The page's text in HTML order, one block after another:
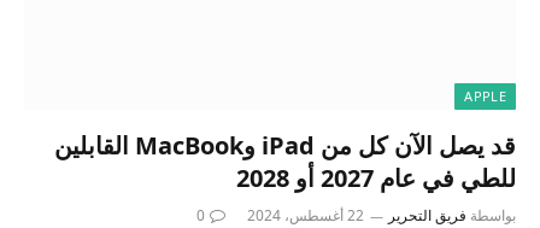
APPLE
قد يصل الآن كل من iPad وMacBook القابلين
للطي في عام 2027 أو 2028
بواسطة فريق التحرير 22 أغسطس، 2024 0